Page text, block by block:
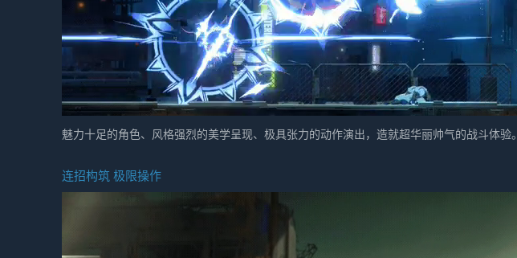
魅力十足的角色、风格强烈的美学呈现、极具张力的动作演出，造就超华丽帅气的战斗体验。
连招构筑 极限操作